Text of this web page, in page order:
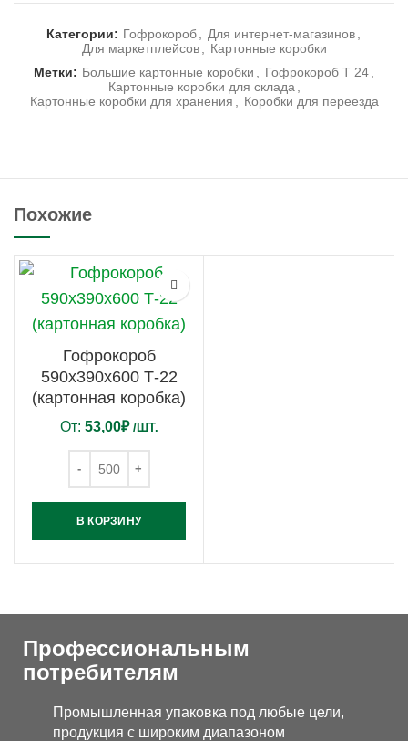
Категории: Гофрокороб Для интернет-магазинов
Для маркетплейсов
Картонные коробки
Метки: Большие картонные коробки Гофрокороб Т 24
Картонные коробки для склада
Картонные коробки для хранения
Коробки для переезда
Похожие
Гофрокороб
590х390х600 Т-22
(картонная коробка)
От: 53,00₽ /ШТ.
В КОРЗИНУ
Профессиональным
потребителям
Промышленная упаковка под любые цели,
продукция с широким диапазоном